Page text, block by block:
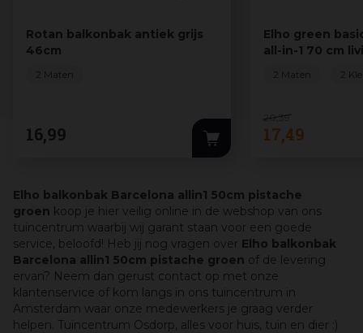
Rotan balkonbak antiek grijs
46cm
16,99
2 Maten
Elho green
all-in-1 70 cm
20 ,39
17,49
2 Maten 2
Elho balkonbak Barcelona allin1 50cm pistache
groen koop je hier veilig online in de webshop van ons
tuincentrum waarbij wij garant staan voor een goede
service, beloofd! Heb jij nog vragen over Elho balkonbak
Barcelona allin1 50cm pistache groen of de levering
ervan? Neem dan gerust contact op met onze
klantenservice of kom langs in ons tuincentrum in
Amsterdam waar onze medewerkers je graag verder
helpen. Tuincentrum Osdorp, alles voor huis, tuin en dier :)